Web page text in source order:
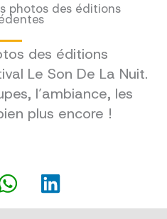
photos des éditions
des éditions
Le Son De La Nuit.
l’ambiance, les
plus encore !